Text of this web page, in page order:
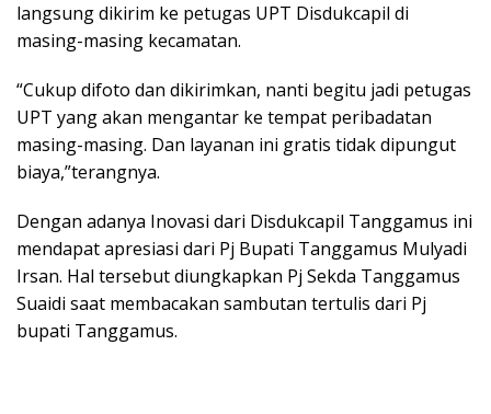
langsung dikirim ke petugas UPT Disdukcapil di
masing-masing kecamatan.
“Cukup difoto dan dikirimkan, nanti begitu jadi petugas
UPT yang akan mengantar ke tempat peribadatan
masing-masing. Dan layanan ini gratis tidak dipungut
biaya,”terangnya.
Dengan adanya Inovasi dari Disdukcapil Tanggamus ini
mendapat apresiasi dari Pj Bupati Tanggamus Mulyadi
Irsan. Hal tersebut diungkapkan Pj Sekda Tanggamus
Suaidi saat membacakan sambutan tertulis dari Pj
bupati Tanggamus.